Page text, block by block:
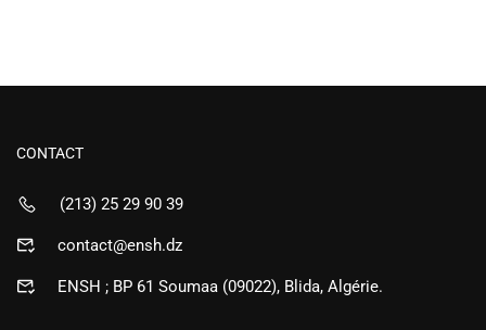
CONTACT
(213) 25 29 90 39
contact@ensh.dz
ENSH ; BP 61 Soumaa (09022), Blida, Algérie.